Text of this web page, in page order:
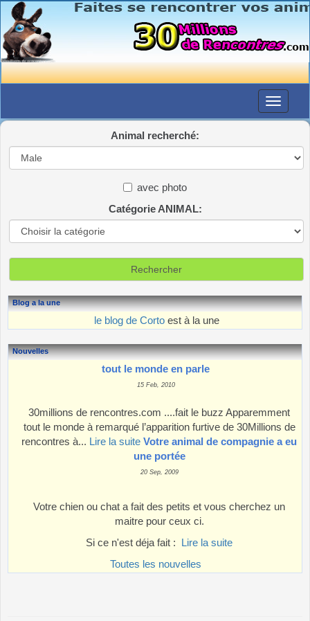
Animal recherché:
avec photo
Catégorie ANIMAL:
Blog a la une
le blog de Cortoest à la une
Nouvelles
tout le monde en parle
15 Feb, 2010
30millions de rencontres.com ....fait le buzz Apparemment
tout le monde à remarqué l’apparition furtive de 30Millions de
rencontres à... Lire la suite Votre animal de compagnie a eu
une portée
20 Sep, 2009
Votre chien ou chat a fait des petits et vous cherchez un
maitre pour ceux ci.
Si ce n'est déja fait : Lire la suite
Toutes les nouvelles